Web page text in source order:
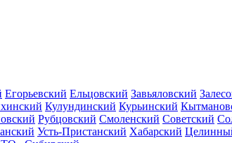
Егорьевский Ельцовский Завьяловский
Кулундинский Курьинский
Рубцовский Смоленский Советский
Усть-Пристанский Хабарский